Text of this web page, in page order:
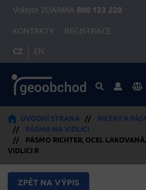
Volejte ZDARMA 800 123 228
KONTAKTY REGISTRACE
CZ EN
ÚVODNÍ STRANA //
METRY A
//
PÁSMA NA VIDLICI
//
PÁSMO RICHTER, OCEL
VIDLICI R
ZPĚT NA VÝPIS